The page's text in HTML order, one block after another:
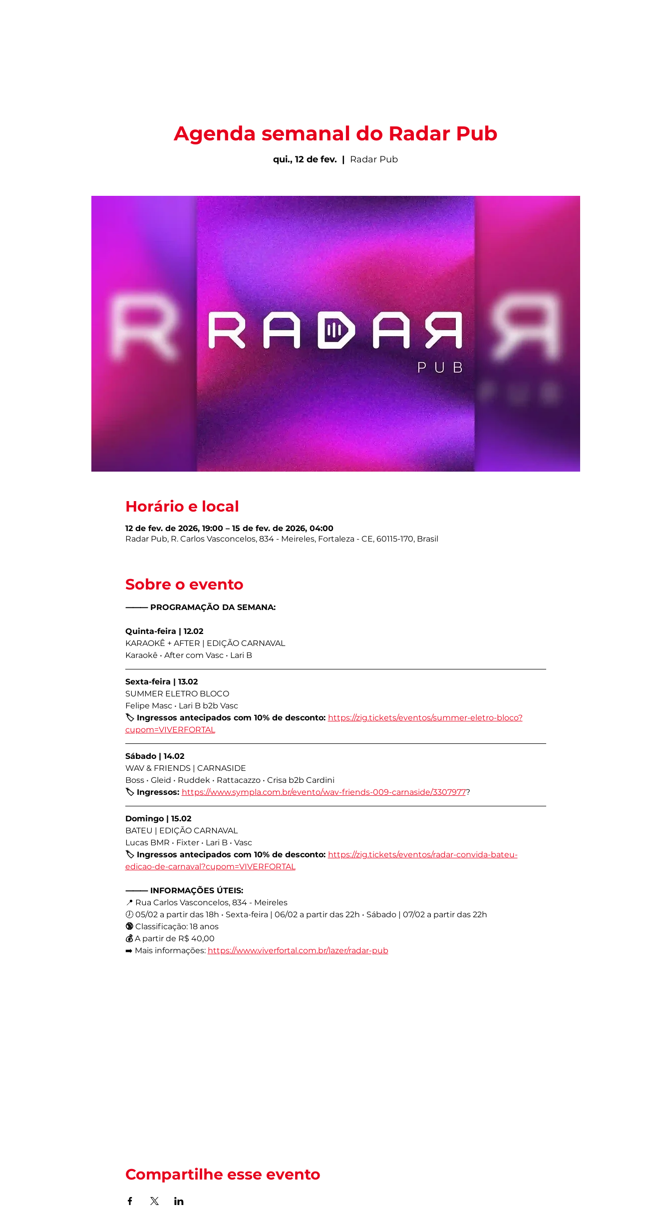
Agenda semanal do Radar Pub
qui., 12 de fev.
  |
Radar Pub
Horário e local
12 de fev. de 2026, 19:00 – 15 de fev. de 2026, 04:00
Radar Pub, R. Carlos Vasconcelos, 834 - Meireles, Fortaleza - CE, 60115-170, Brasil
Sobre o evento
⸻ PROGRAMAÇÃO DA SEMANA:
Quinta-feira | 12.02
KARAOKÊ + AFTER | EDIÇÃO CARNAVAL
Karaokê • After com Vasc • Lari B
Sexta-feira | 13.02
SUMMER ELETRO BLOCO
Felipe Masc • Lari B b2b Vasc
🏷️ Ingressos antecipados com 10% de desconto: https://zig.tickets/eventos/summer-eletro-bloco?
cupom=VIVERFORTAL
Sábado | 14.02
WAV & FRIENDS | CARNASIDE
Boss • Gleid • Ruddek • Rattacazzo • Crisa b2b Cardini
🏷️ Ingressos: https://www.sympla.com.br/evento/wav-friends-009-carnaside/3307977?
Domingo | 15.02
BATEU | EDIÇÃO CARNAVAL
Lucas BMR • Fixter • Lari B • Vasc
🏷️ Ingressos antecipados com 10% de desconto: https://zig.tickets/eventos/radar-convida-bateu-
edicao-de-carnaval?cupom=VIVERFORTAL
⸻ INFORMAÇÕES ÚTEIS:
📍 Rua Carlos Vasconcelos, 834 - Meireles
🕖 05/02 a partir das 18h • Sexta-feira | 06/02 a partir das 22h • Sábado | 07/02 a partir das 22h
🔞 Classificação: 18 anos
💰 A partir de R$ 40,00
➡️ Mais informações: https://www.viverfortal.com.br/lazer/radar-pub
Compartilhe esse evento